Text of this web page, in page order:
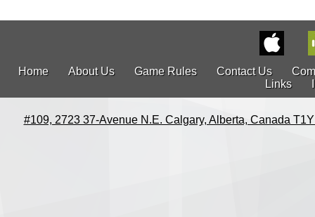
Home About Us Game Rules Contact Us
Links
#109, 2723 37-Avenue N.E. Calgary, Alberta, Canada